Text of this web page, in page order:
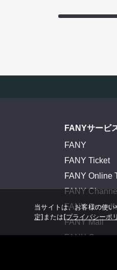
FANYサービ
FANY
FANY Ticket
FANY Online
FANY
FANY
FANY Mall
FANY Commu
当サイトは、お客様の使
定] または[プライバシーポ